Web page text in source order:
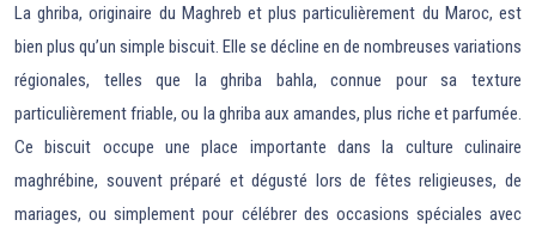
La ghriba, originaire du Maghreb et plus particulièrement du Maroc, est
bien plus qu’un simple biscuit. Elle se décline en de nombreuses variations
régionales, telles que la ghriba bahla, connue pour sa texture
particulièrement friable, ou la ghriba aux amandes, plus riche et parfumée.
Ce biscuit occupe une place importante dans la culture culinaire
maghrébine, souvent préparé et dégusté lors de fêtes religieuses, de
mariages, ou simplement pour célébrer des occasions spéciales avec